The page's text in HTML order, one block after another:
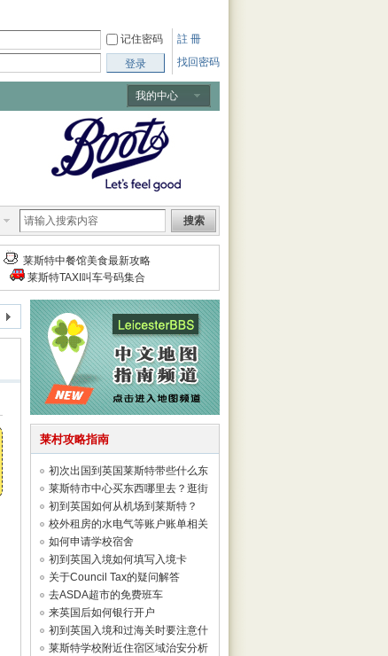
註 冊
找回密码
记住密码
登录
我的中心
搜索
莱斯特中餐馆美食最新攻略
莱斯特TAXI叫车号码集合
莱村攻略指南
初次出国到英国莱斯特带些什么东
西好？
莱斯特市中心买东西哪里去？逛街
shopping地
初到英国如何从机场到莱斯特？
校外租房的水电气等账户账单相关
事宜
如何申请学校宿舍
初到英国入境如何填写入境卡
(Landing card)
关于Council Tax的疑问解答
去ASDA超市的免费班车
来英国后如何银行开户
初到英国入境和过海关时要注意什
么
莱斯特学校附近住宿区域治安分析